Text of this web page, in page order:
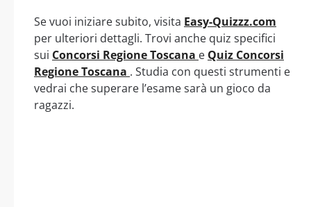
Se vuoi iniziare subito, visita Easy-Quizzz.com
per ulteriori dettagli. Trovi anche quiz specifici
sui Concorsi Regione Toscana e Quiz Concorsi
Regione Toscana . Studia con questi strumenti e
vedrai che superare l’esame sarà un gioco da
ragazzi.